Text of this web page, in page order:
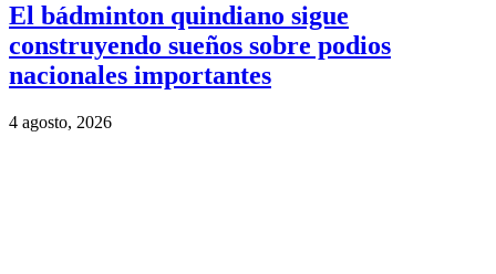
El bádminton quindiano sigue
construyendo sueños sobre podios
nacionales importantes
4 agosto, 2026